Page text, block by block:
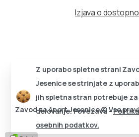
Izjava o
Zavod za šport Jesenice © Vse
Z uporabo spletne strani
Jesenice se strinjate z
jih spletna stran potrebuje
delovanje. Povezava -
osebnih podatkov.